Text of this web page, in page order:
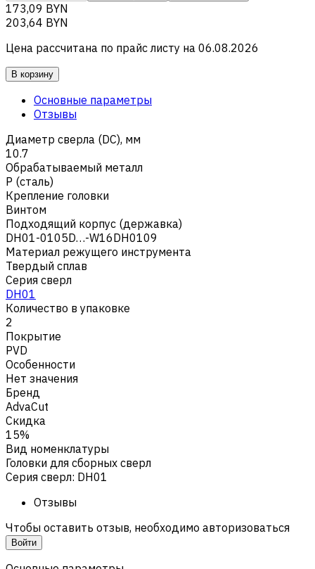
173,09 BYN
203,64 BYN
Цена рассчитана по прайс листу на 06.08.2026
В корзину
Основные параметры
Отзывы
Диаметр сверла (DC), мм
10.7
Обрабатываемый металл
Р (сталь)
Крепление головки
Винтом
Подходящий корпус (державка)
DH01-0105D…-W16DH0109
Материал режущего инструмента
Твердый сплав
Серия сверл
DH01
Количество в упаковке
2
Покрытие
PVD
Особенности
Нет значения
Бренд
AdvaCut
Скидка
15%
Вид номенклатуры
Головки для сборных сверл
Серия сверл: DH01
Отзывы
Чтобы оставить отзыв, необходимо авторизоваться
Войти